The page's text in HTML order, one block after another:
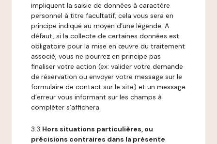
impliquent la saisie de données à caractère
personnel à titre facultatif, cela vous sera en
principe indiqué au moyen d’une légende. A
défaut, si la collecte de certaines données est
obligatoire pour la mise en œuvre du traitement
associé, vous ne pourrez en principe pas
finaliser votre action (ex: valider votre demande
de réservation ou envoyer votre message sur le
formulaire de contact sur le site) et un message
d’erreur vous informant sur les champs à
compléter s’affichera.
3.3 Hors situations particulières, ou
précisions contraires dans la présente